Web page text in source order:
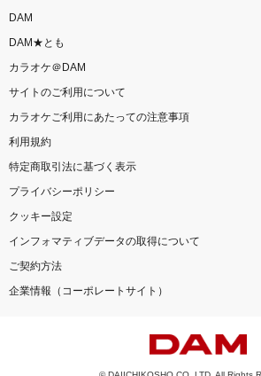
DAM
DAM★とも
カラオケ＠DAM
サイトのご利用について
カラオケご利用にあたっての注意事項
利用規約
特定商取引法に基づく表示
プライバシーポリシー
クッキー設定
インフォマティブデータの取得について
ご契約方法
企業情報（コーポレートサイト）